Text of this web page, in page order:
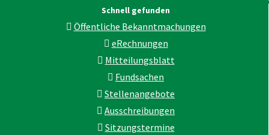
Schnell gefunden
Öffentliche Bekanntmachungen
eRechnungen
Mitteilungsblatt
Fundsachen
Stellenangebote
Ausschreibungen
Sitzungstermine